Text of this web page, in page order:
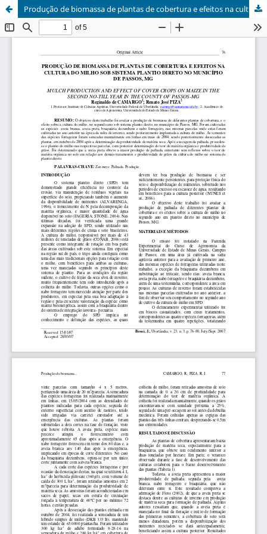
Produção de biomassa de plantas de cobertura e efeitos na cultura do milho sob sistema plantio direto no município de Passos, MG